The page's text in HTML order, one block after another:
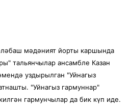
мәдәният йорты каршында
тальянчылар ансамбле Казан
уздырылган "Уйнагыз
"Уйнагыз гармуннар"
гармунчылар да бик күп иде.